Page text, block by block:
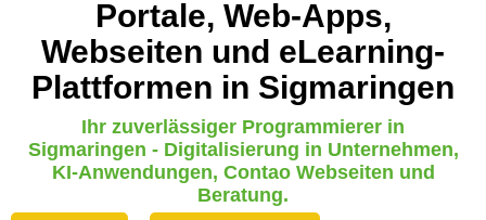
Portale, Web-Apps,
Webseiten und eLearning-
Plattformen in Sigmaringen
Ihr zuverlässiger Programmierer in
Sigmaringen - Digitalisierung in Unternehmen,
KI-Anwendungen, Contao Webseiten und
Beratung.